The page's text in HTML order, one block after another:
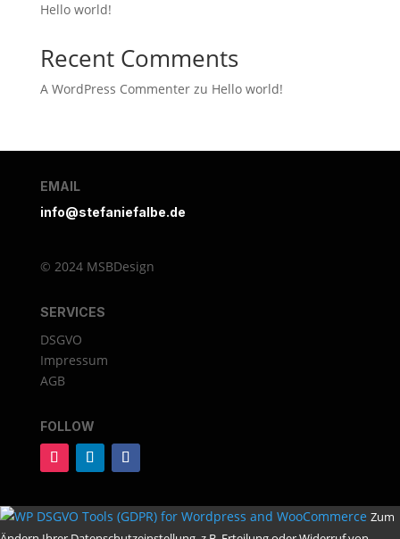
Hello world!
Recent Comments
A WordPress Commenterzu Hello world!
EMAIL
info@stefaniefalbe.de
© 2024 MSBDesign
SERVICES
DSGVO
Impressum
AGB
FOLLOW
Zum